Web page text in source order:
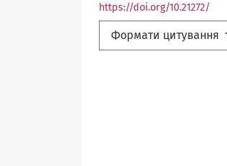
https://doi.org/10.21272/
Формати цитування